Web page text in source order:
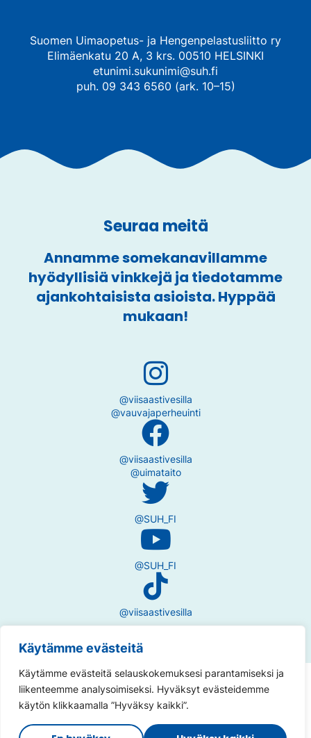
Käytämme evästeitä
Käytämme evästeitä selauskokemuksesi parantamiseksi ja
liikenteemme analysoimiseksi. Hyväksyt evästeidemme
käytön klikkaamalla ”Hyväksy kaikki”.
Suomen Uimaopetus- ja Hengenpelastusliitto ry
Elimäenkatu 20 A, 3 krs. 00510 HELSINKI
etunimi.sukunimi@suh.fi
puh. 09 343 6560 (ark. 10–15)
Seuraa meitä
Annamme somekanavillamme
hyödyllisiä vinkkejä ja tiedotamme
ajankohtaisista asioista. Hyppää
mukaan!
@viisaastivesilla
@vauvajaperheuinti
@viisaastivesilla
@uimataito
@SUH_FI
@SUH_FI
@viisaastivesilla
Tietosuojaseloste
Saavutettavuusseloste